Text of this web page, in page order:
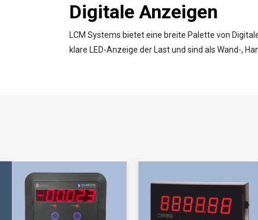
Digitale Anzeigen
LCM Systems bietet eine breite Palette von
klare LED-Anzeige der Last und sind als Wand-,